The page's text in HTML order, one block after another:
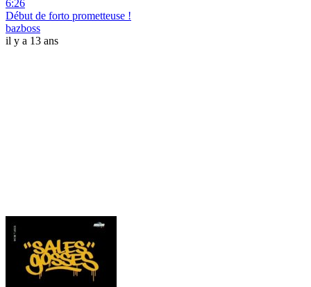
6:26
Début de forto prometteuse !
bazboss
il y a 13 ans